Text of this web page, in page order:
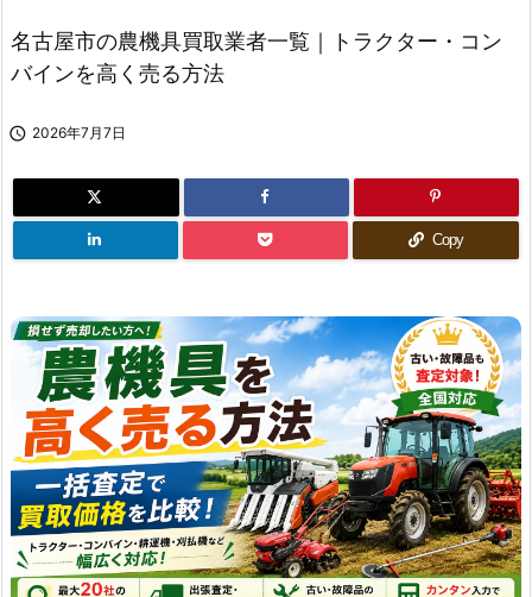

名古屋市の農機具買取業者一覧｜トラクター・コン
バインを高く売る方法
 2026年7月7日
Copy